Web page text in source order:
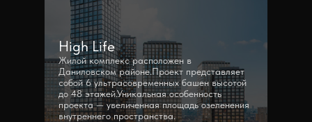
High Life
Жилой комплекс расположен в
Даниловском районе.Проект представляет
собой 6 ультрасовременных башен высотой
до 48 этажей.Уникальная особенность
проекта — увеличенная площадь озеленения
внутреннего пространства.